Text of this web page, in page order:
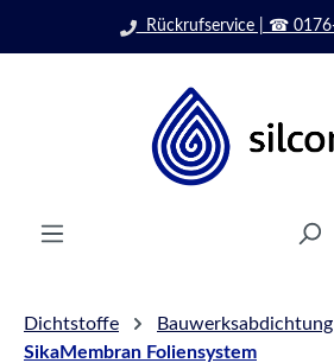
Zum Hauptinhalt springen
| ☎ 0176-76664011
Dichtstoffe
Bauwerksabdichtung
SikaMembran Foliensystem